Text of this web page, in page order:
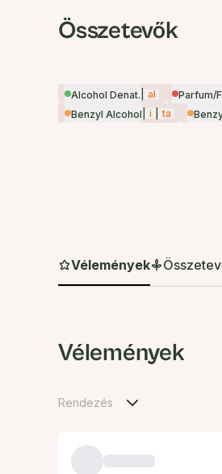
Összetevők
Alcohol Denat. al Parfum/
Benzyl Alcohol
i ta
Vélemények
Vélemények
Rendezés